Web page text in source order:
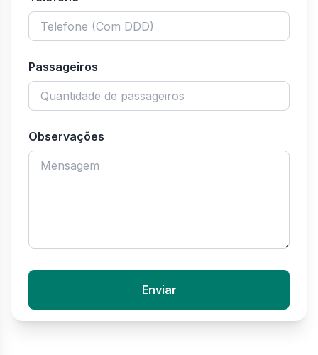
Passageiros
Observações
Enviar